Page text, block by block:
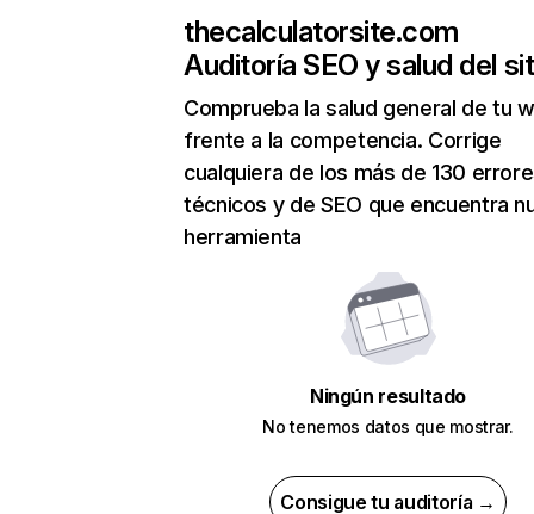
thecalculatorsite.com
Auditoría SEO y salud del
Comprueba la salud general de tu
frente a la competencia. Corrige
cualquiera de los más de 130
técnicos y de SEO que encuentra
herramienta
Ningún resultado
No tenemos datos que mostrar.
Consigue tu auditoría →